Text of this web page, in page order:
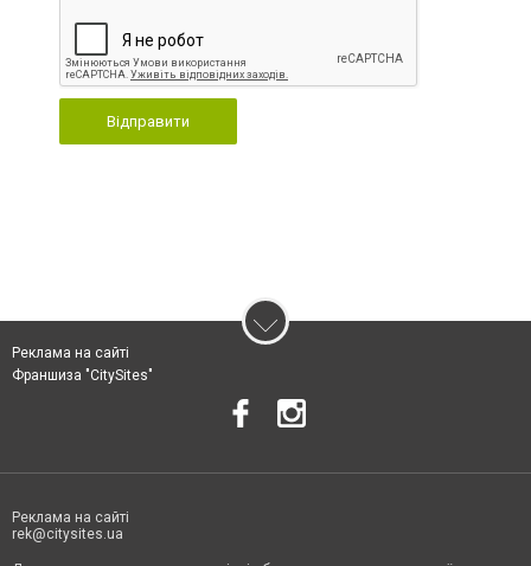
Відправити
Реклама на сайті
Франшиза "CitySites"
Реклама на сайті
rek@citysites.ua